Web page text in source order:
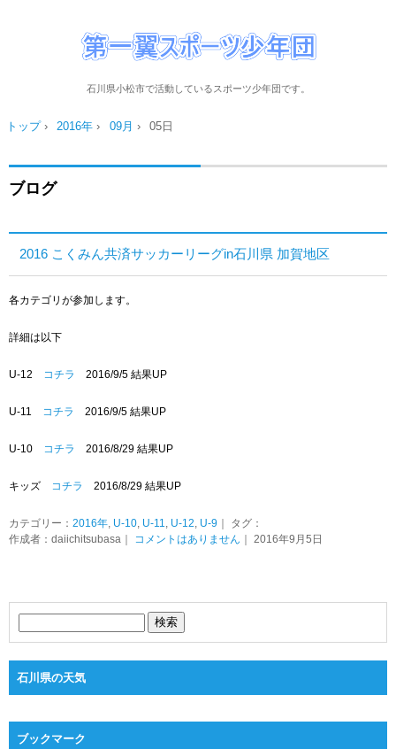
石川県小松市で活動しているスポーツ少年団です。
トップ› 2016年 › 09月 › 05日
ブログ
2016 こくみん共済サッカーリーグin石川県 加賀地区
各カテゴリが参加します。
詳細は以下
U-12 コチラ 2016/9/5 結果UP
U-11 コチラ 2016/9/5 結果UP
U-10 コチラ 2016/8/29 結果UP
キッズ コチラ 2016/8/29 結果UP
カテゴリー： 2016年, U-10, U-11, U-12, U-9 ｜ タグ：
作成者：daiichitsubasa｜ コメントはありません ｜ 2016年9月5日
石川県の天気
ブックマーク